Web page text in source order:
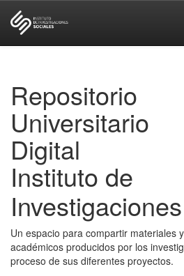
Repositorio
Universitario
Digital
Instituto de
Un espacio para compartir materiales
académicos producidos por los
proceso de sus diferentes proyectos.